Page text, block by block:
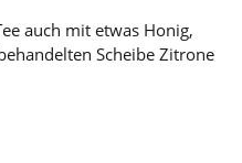
auch mit etwas Honig,
Scheibe Zitrone